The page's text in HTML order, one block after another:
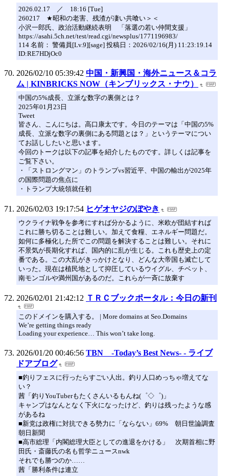
2026.02.17 ／ 18:16 [Tue]
260217 ★昭和の老害、残渣が凄い共喰い＞＜
小沢一郎氏、政治活動継続表明 「落選の若い仲間支援」
https://asahi.5ch.net/test/read.cgi/newsplus/1771196983/
114 名前： 警備員[Lv.9][sage] 投稿日：2026/02/16(月) 11:23:19.14
ID:RE7HDjOc0
2026/02/10 05:39:42 中国・新興国・海外ニュース＆コラ
ム | KINBRICKS NOW（キンブリックス・ナウ）
中国の5%成長、立派な数字の裏側とは？
2025年01月23日
Tweet
皆さん、こんにちは。高口康太です。今日のテーマは「中国の5%
成長、立派な数字の裏側にある問題とは？」というテーマについ
てお話ししたいと思います。
今回のトークは以下の記事を紹介したものです。詳しくは記事を
ご覧下さい。
・「ストロングマン」のトランプvs習近平、中国の輸出が2025年
の国際問題の焦点に
・トランプ大統領就任初
2026/02/03 19:17:54 ヒゲオヤジのぼやき
ウクライナ戦争を参考にすれば分かるように、米欧が団結すれば
これに勝ち切ることは難しい。加えて食糧、エネルギー問題だ。
如何に多極化した所でこの問題を解決することは難しい。それに
不景気が長期化すれば、国内的に乱が生じる。これも歴史上の定
番である。この大乱がきっかけとなり、どんな大帝国も滅亡して
いった。現在は植民地として抑圧しているウイグル、チベット、
南モンゴルや満州国があるのだ。これらが一斉に放棄す
2026/02/01 21:42:12 ＴＲＣブックポータル：今日の新刊
このドメインを購入する。 | More domains at Seo.Domains
We’re getting things ready
Loading your experience… This won’t take long.
2026/01/20 00:46:56 TBN -Today’s Best News- - ライブ
ドアブログ
■釣りフェスに行ったらすごい人出。釣り人口めっちゃ増えてな
い？
茜「釣りYouTuberもたくさんいるもんね(゜◇゜)」
キャンプはなんとなく下火になったけど、釣りは残ったような感
があるね
■新党は政権に対抗できる勢力に「ならない」69% 朝日世論調査
朝日新聞
■高市総理「内閣総理大臣としての進退をかける」 次期首相に野
田氏・斎藤氏の名も哲学ニュースnwk
それでも勝つのか……
茜「勝利条件は連立